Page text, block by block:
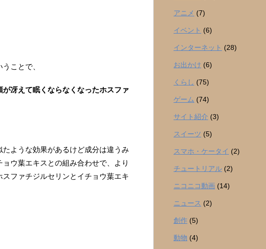
ことで、
が冴えて眠くならなくなったホスファ
ような効果があるけど成分は違うみ
ウ葉エキスとの組み合わせで、より
ファチジルセリンとイチョウ葉エキ
アニメ (7)
イベント (6)
インターネット (28)
お出かけ (6)
くらし (75)
ゲーム (74)
サイト紹介 (3)
スイーツ (5)
スマホ・ケータイ (2)
チュートリアル (2)
ニコニコ動画 (14)
ニュース (2)
創作 (5)
動物 (4)